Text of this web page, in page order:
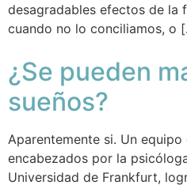
desagradables efectos de la
cuando no lo conciliamos, o
¿Se pueden
sueños?
Aparentemente si. Un
encabezados por la
Universidad de Frankfurt,